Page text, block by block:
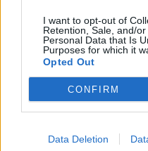
I want to opt-out of
Retention, Sale, and/
Personal Data that Is
Purposes for which it
Opted Out
CONFIRM
Data Deletion
e avrà effetti per un
sarà un giorno in cui
intendiamo quando
parte i guadagni,
bello per l'amore.
incontri.